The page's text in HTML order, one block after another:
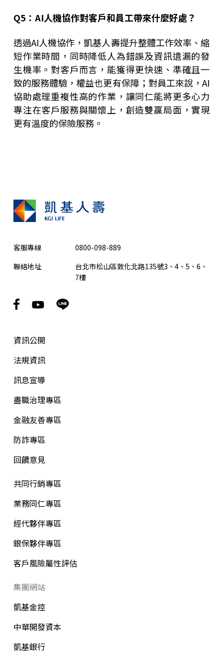
Q5 ：AI人機協作對客戶和員工帶來什麼好處？
透過AI人機協作，凱基人壽提升整體工作效率、縮
短作業時間，同時降低人為錯誤及資訊遺漏的發
生機率。對客戶而言，能獲得更快速、準確且一
致的服務體驗，權益也更有保障；對員工來說，AI
協助處理重複性高的作業，讓同仁能將更多心力
專注在客戶服務與關懷上，創造雙贏局面，實現
更有溫度的保險服務。
客服專線
0800-098-889
聯絡地址
台北市松山區敦化北路135號3、4、5、6、
7樓
資訊公開
法規資訊
訊息宣導
盡職治理專區
金融友善專區
防詐專區
回饋意見
共同行銷專區
業務同仁專區
經代夥伴專區
銀保夥伴專區
客戶風險屬性評估
集團網站
凱基金控
中華開發資本
凱基銀行